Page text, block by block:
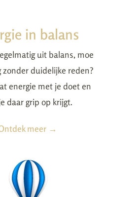
in balans
uit balans, moe
zonder duidelijke reden?
energie met je doet en
daar grip op krijgt.
meer →